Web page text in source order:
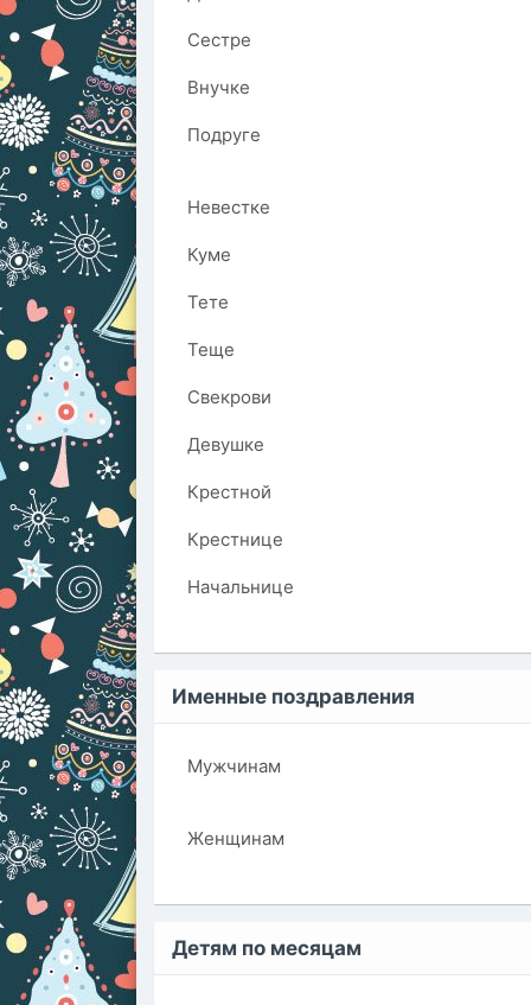
Сестре
Внучке
Подруге
Невестке
Куме
Тете
Теще
Свекрови
Девушке
Крестной
Крестнице
Начальнице
Именные поздравления
Мужчинам
Женщинам
Детям по месяцам